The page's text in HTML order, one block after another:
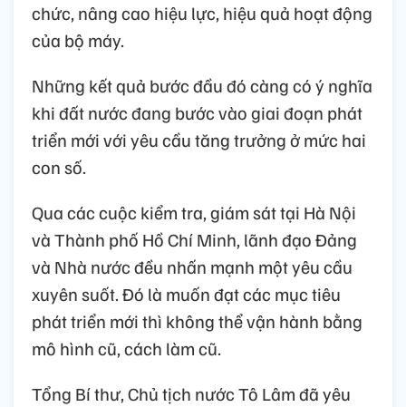
chức, nâng cao hiệu lực, hiệu quả hoạt động
của bộ máy.
Những kết quả bước đầu đó càng có ý nghĩa
khi đất nước đang bước vào giai đoạn phát
triển mới với yêu cầu tăng trưởng ở mức hai
con số.
Qua các cuộc kiểm tra, giám sát tại Hà Nội
và Thành phố Hồ Chí Minh, lãnh đạo Đảng
và Nhà nước đều nhấn mạnh một yêu cầu
xuyên suốt. Đó là muốn đạt các mục tiêu
phát triển mới thì không thể vận hành bằng
mô hình cũ, cách làm cũ.
Tổng Bí thư, Chủ tịch nước Tô Lâm đã yêu